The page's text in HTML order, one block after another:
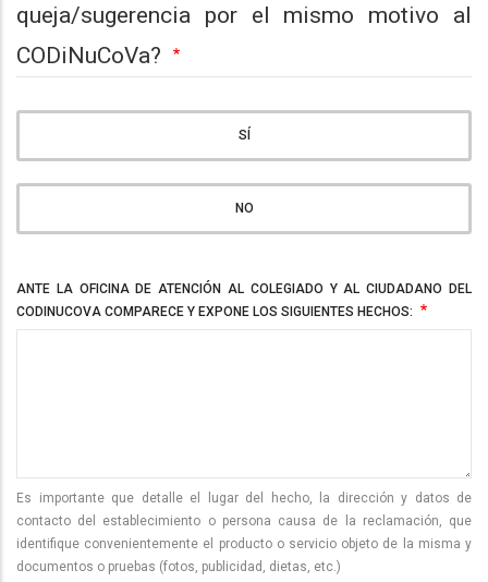
queja/sugerencia por el mismo motivo al
CODiNuCoVa?
SÍ
NO
ANTE LA OFICINA DE ATENCIÓN AL COLEGIADO Y AL CIUDADANO DEL
CODINUCOVA COMPARECE Y EXPONE LOS SIGUIENTES HECHOS:
Es importante que detalle el lugar del hecho, la dirección y datos de
contacto del establecimiento o persona causa de la reclamación, que
identifique convenientemente el producto o servicio objeto de la misma y
documentos o pruebas (fotos, publicidad, dietas, etc.)